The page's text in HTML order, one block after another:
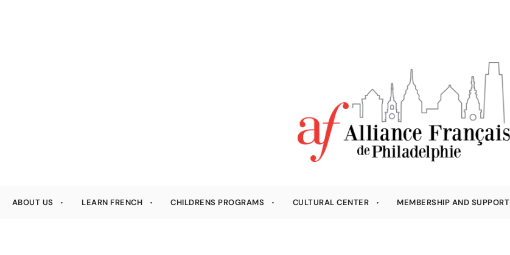
ABOUT US LEARN FRENCH CHILDRENS PROGRAMS CULTURAL CENTER MEMBERSHIP AND SUPPORT